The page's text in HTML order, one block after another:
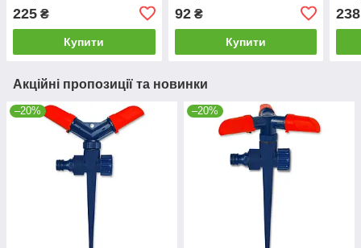
поливалка розпилювач
пістолет для поливу саду
225 ₴
Купити
поливалка розпилювач
пістолет для поливу саду
92₴
Купити
238
Акційні пропозиції та новинки
–20% –20%